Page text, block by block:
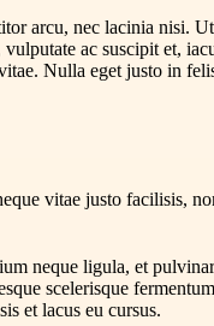
arcu, nec lacinia nisi.
ac suscipit et,
Nulla eget justo in
vitae justo facilisis,
neque ligula, et
scelerisque
et lacus eu cursus.